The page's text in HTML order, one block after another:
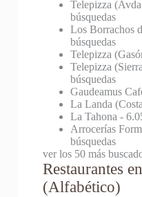
Telepizza
búsquedas
Los Borrachos
búsquedas
Telepizza
Telepizza
búsquedas
Gaudeamus
La Landa
La Tahona -
Arrocerías
búsquedas
ver los 50 más
Restaurantes
(Alfabético)